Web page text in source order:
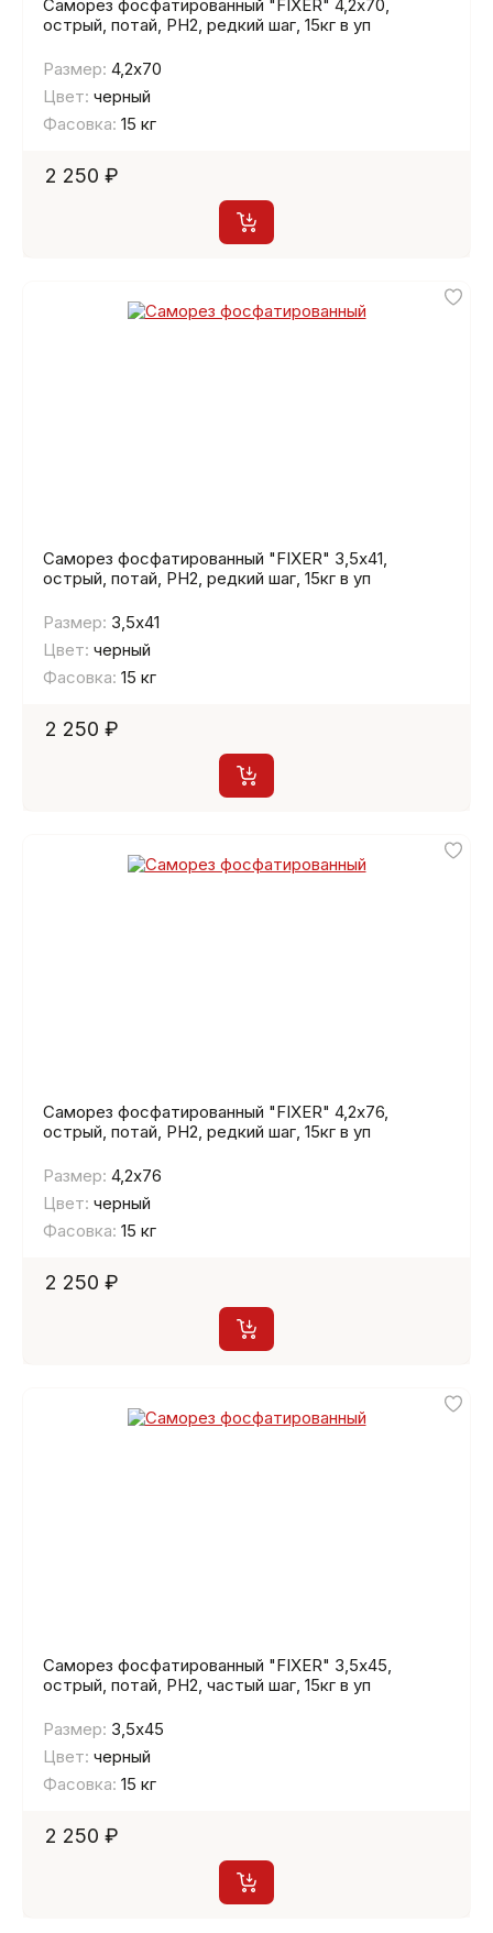
Саморез фосфатированный "FIXER" 4,2х70,
острый, потай, PH2, редкий шаг, 15кг в уп
Размер: 4,2х70
Цвет: черный
Фасовка: 15 кг
2 250 ₽
Саморез фосфатированный "FIXER" 3,5х41,
острый, потай, PH2, редкий шаг, 15кг в уп
Размер: 3,5х41
Цвет: черный
Фасовка: 15 кг
2 250 ₽
Саморез фосфатированный "FIXER" 4,2х76,
острый, потай, PH2, редкий шаг, 15кг в уп
Размер: 4,2х76
Цвет: черный
Фасовка: 15 кг
2 250 ₽
Саморез фосфатированный "FIXER" 3,5х45,
острый, потай, PH2, частый шаг, 15кг в уп
Размер: 3,5х45
Цвет: черный
Фасовка: 15 кг
2 250 ₽